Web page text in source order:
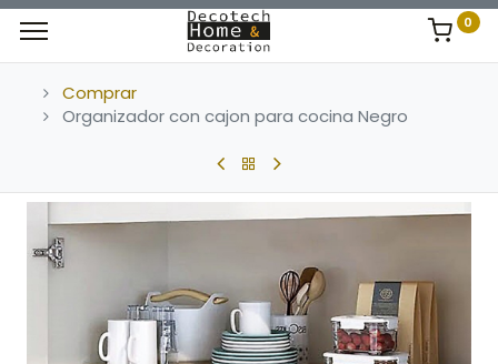
0
Comprar
Organizador con cajon para cocina Negro